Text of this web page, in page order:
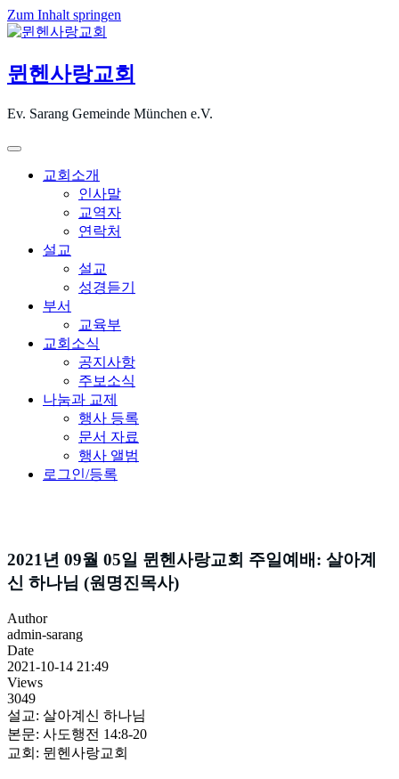
Zum Inhalt springen
뮌헨사랑교회
Ev. Sarang Gemeinde München e.V.
교회소개
인사말
교역자
연락처
설교
설교
성경듣기
부서
교육부
교회소식
공지사항
주보소식
나눔과 교제
행사 등록
문서 자료
행사 앨범
로그인/등록
2021년 09월 05일 뮌헨사랑교회 주일예배: 살아계
신 하나님 (원명진목사)
Author
admin-sarang
Date
2021-10-14 21:49
Views
3049
설교: 살아계신 하나님
본문: 사도행전 14:8-20
교회: 뮌헨사랑교회